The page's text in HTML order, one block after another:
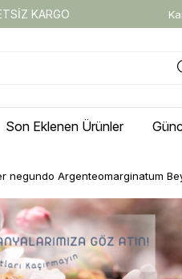
KARGO
Son Eklenen Ürünler
negundo Argenteomarginatum